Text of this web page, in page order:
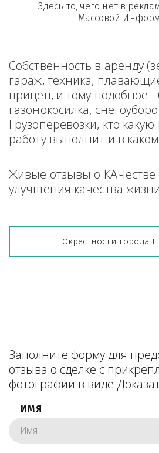
Здесь то, чего нет в
Массовой
Собственность в аренду
гараж, техника,
прицеп, и тому подобное -
газонокосилка,
Грузоперевозки, кто
работу выполнит и в
Живые отзывы о КАЧестве
улучшения качества жизни
Окрестности города
Заполните форму для
отзыва о сделке с
фотографии в виде
ИМЯ